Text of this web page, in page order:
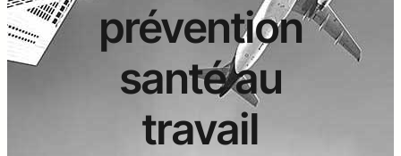
prévention
santé au
travail